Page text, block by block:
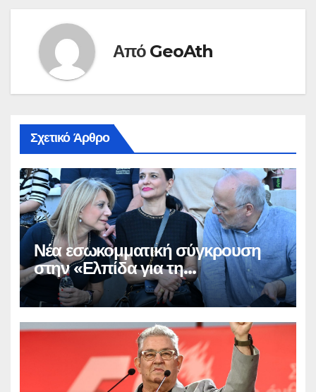
Από GeoAth
Σχετικό Άρθρο
Νέα εσωκομματική σύγκρουση
στην «Ελπίδα για τη
Δημοκρατία»